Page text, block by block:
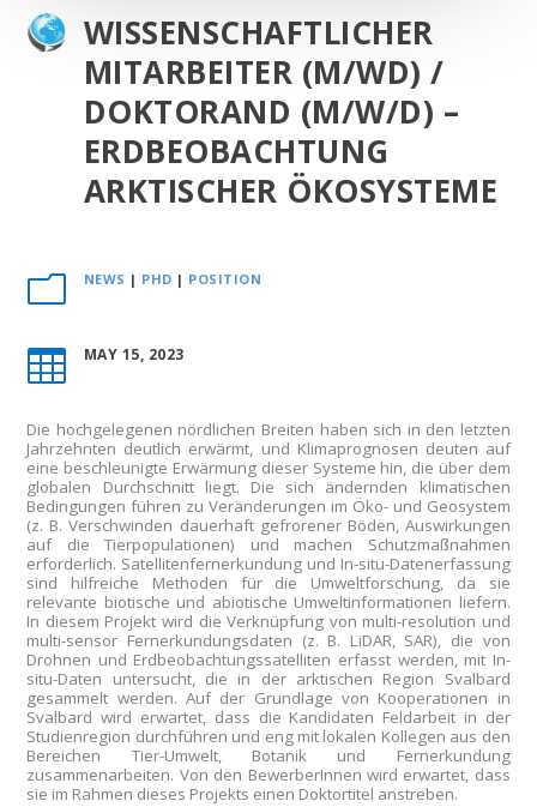
WISSENSCHAFTLICHER
MITARBEITER (M/WD) /
DOKTORAND (M/W/D) –
ERDBEOBACHTUNG
ARKTISCHER ÖKOSYSTEME
m NEWS | PHD | POSITION
 MAY 15, 2023
Die hochgelegenen nördlichen Breiten haben sich in den letzten
Jahrzehnten deutlich erwärmt, und Klimaprognosen deuten auf
eine beschleunigte Erwärmung dieser Systeme hin, die über dem
globalen Durchschnitt liegt. Die sich ändernden klimatischen
Bedingungen führen zu Veränderungen im Öko- und Geosystem
(z. B. Verschwinden dauerhaft gefrorener Böden, Auswirkungen
auf die Tierpopulationen) und machen Schutzmaßnahmen
erforderlich. Satellitenfernerkundung und In-situ-Datenerfassung
sind hilfreiche Methoden für die Umweltforschung, da sie
relevante biotische und abiotische Umweltinformationen liefern.
In diesem Projekt wird die Verknüpfung von multi-resolution und
multi-sensor Fernerkundungsdaten (z. B. LiDAR, SAR), die von
Drohnen und Erdbeobachtungssatelliten erfasst werden, mit In-
situ-Daten untersucht, die in der arktischen Region Svalbard
gesammelt werden. Auf der Grundlage von Kooperationen in
Svalbard wird erwartet, dass die Kandidaten Feldarbeit in der
Studienregion durchführen und eng mit lokalen Kollegen aus den
Bereichen Tier-Umwelt, Botanik und Fernerkundung
zusammenarbeiten. Von den BewerberInnen wird erwartet, dass
sie im Rahmen dieses Projekts einen Doktortitel anstreben.